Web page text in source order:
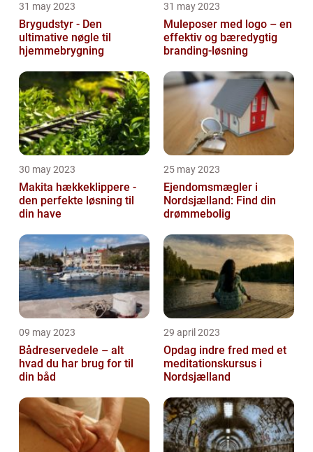
31 may 2023
Brygudstyr - Den
ultimative nøgle til
hjemmebrygning
31 may 2023
Muleposer med logo – en
effektiv og bæredygtig
branding-løsning
30 may 2023
Makita hækkeklippere -
den perfekte løsning til
din have
25 may 2023
Ejendomsmægler i
Nordsjælland: Find din
drømmebolig
09 may 2023
Bådreservedele – alt
hvad du har brug for til
din båd
29 april 2023
Opdag indre fred med et
meditationskursus i
Nordsjælland